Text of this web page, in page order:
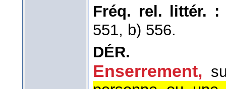
Fréq. rel. littér. :
551, b) 556.
DÉR.
Enserrement,